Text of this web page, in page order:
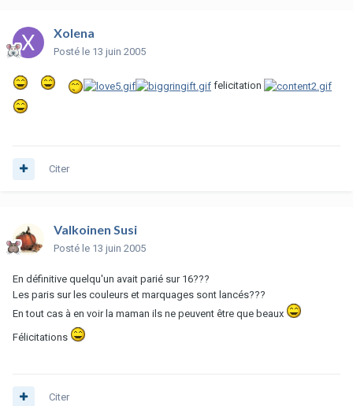
Xolena
Posté le 13 juin 2005
felicitation
Citer
Valkoinen Susi
Posté le 13 juin 2005
En définitive quelqu'un avait parié sur 16???
Les paris sur les couleurs et marquages sont lancés???
En tout cas à en voir la maman ils ne peuvent être que beaux
Félicitations
Citer